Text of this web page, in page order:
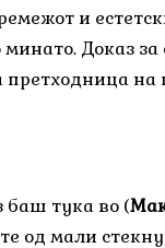
и
Доказ за
на
баш тука во (
од мали